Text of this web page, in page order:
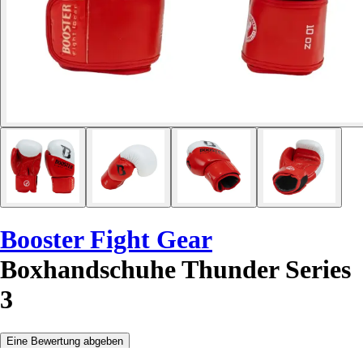
Booster Fight Gear
Boxhandschuhe Thunder Series
3
Eine Bewertung abgeben